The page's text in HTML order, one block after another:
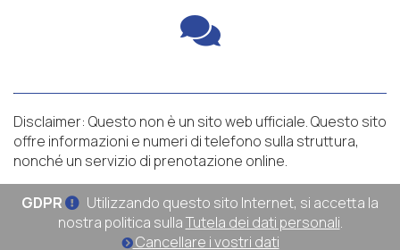
Disclaimer: Questo non è un sito web ufficiale. Questo sito
offre informazioni e numeri di telefono sulla struttura,
nonché un servizio di prenotazione online.
GDPR
Utilizzando questo sito Internet, si accetta la
nostra politica sullaTutela dei dati personali.
Cancellare i vostri dati